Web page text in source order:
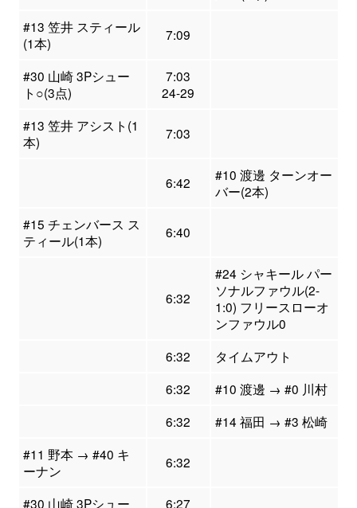
#13 笠井 スティール
(1本)
7:09
#30 山崎 3Pシュー
ト○(3点)
7:03
24-29
#13 笠井 アシスト(1
本)
7:03
6:42
#10 渡邊 ターンオー
バー(2本)
#15 チェンバース ス
ティール(1本)
6:40
6:32
#24 シャキール パー
ソナルファウル(2-
1:0) フリースローオ
ンファウル0
6:32
タイムアウト
6:32
#10 渡邊 → #0 川村
6:32
#14 福田 → #3 松崎
#11 野本 → #40 キ
ーナン
6:32
#30 山崎 3Pシュー 6:27